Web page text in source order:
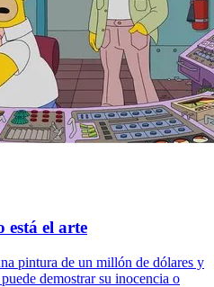
está el arte
pintura de un millón de dólares y
demostrar su inocencia o